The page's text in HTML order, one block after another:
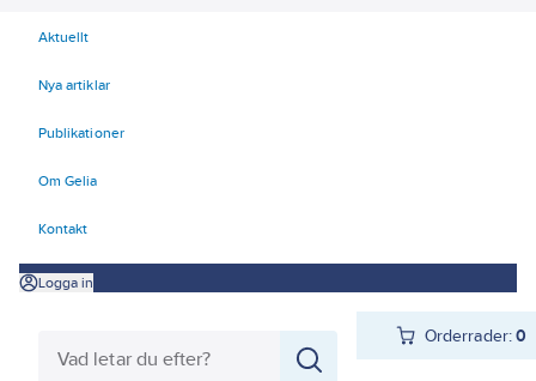
Aktuellt
Nya artiklar
Publikationer
Om Gelia
Kontakt
Logga in
Orderrader:0